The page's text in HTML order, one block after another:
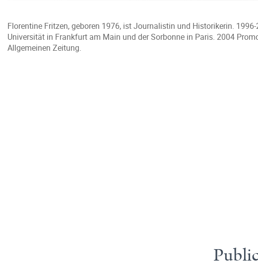
Florentine Fritzen, geboren 1976, ist Journalistin und Historikerin.
Universität in Frankfurt am Main und der Sorbonne in Paris. 2004
Allgemeinen Zeitung.